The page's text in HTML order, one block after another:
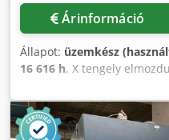
Árinformáció
Állapot: üzemkész
16 616 h, X tengely
száma:5, Ez az 5
2 | 120 2009-ben készült.
fordulat/perc, a kimenő